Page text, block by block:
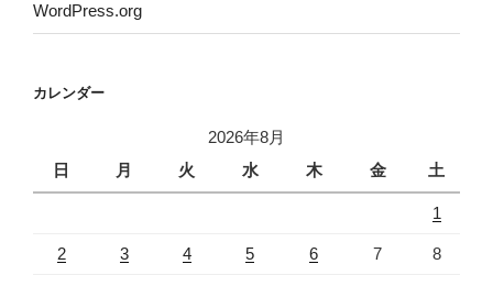
WordPress.org
カレンダー
2026年8月
日
月 火 水 木 金 土
1
2 3 4 5 6 7 8